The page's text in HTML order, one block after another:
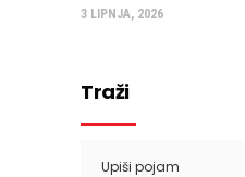
3 LIPNJA, 2026
Traži